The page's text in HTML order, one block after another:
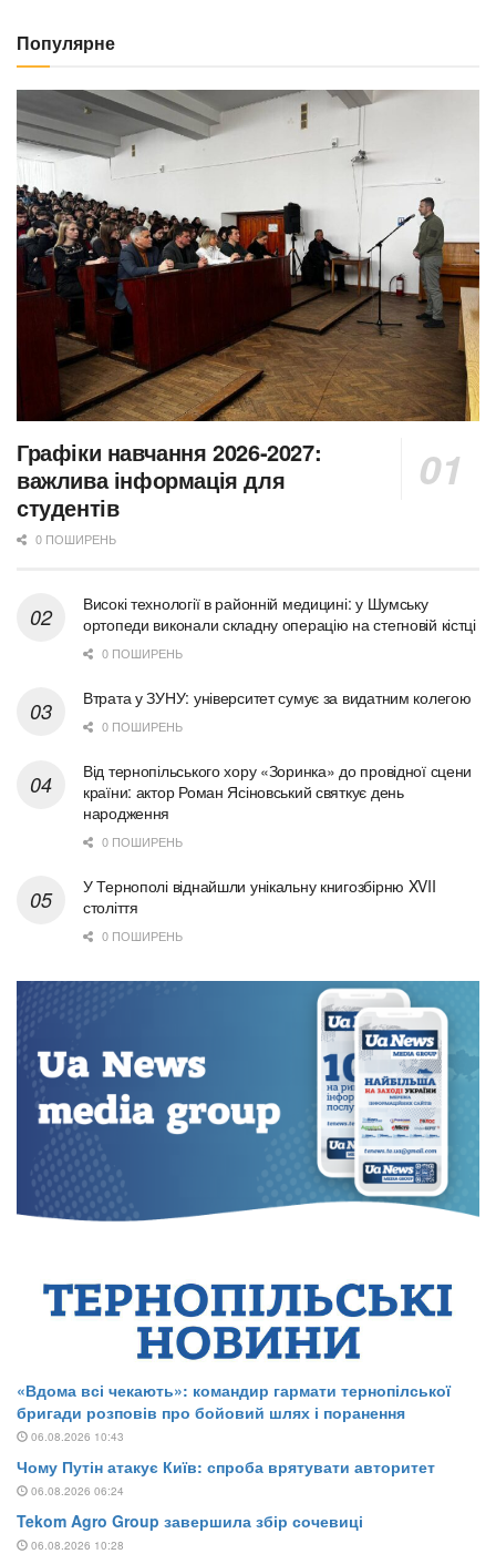
Популярне
Графіки навчання 2026-2027:
важлива інформація для
студентів
0 ПОШИРЕНЬ
Високі технології в районній медицині: у Шумську
ортопеди виконали складну операцію на стегновій кістці
0 ПОШИРЕНЬ
Втрата у ЗУНУ: університет сумує за видатним колегою
0 ПОШИРЕНЬ
Від тернопільського хору «Зоринка» до провідної сцени
країни: актор Роман Ясіновський святкує день
народження
0 ПОШИРЕНЬ
У Тернополі віднайшли унікальну книгозбірню XVII
століття
0 ПОШИРЕНЬ